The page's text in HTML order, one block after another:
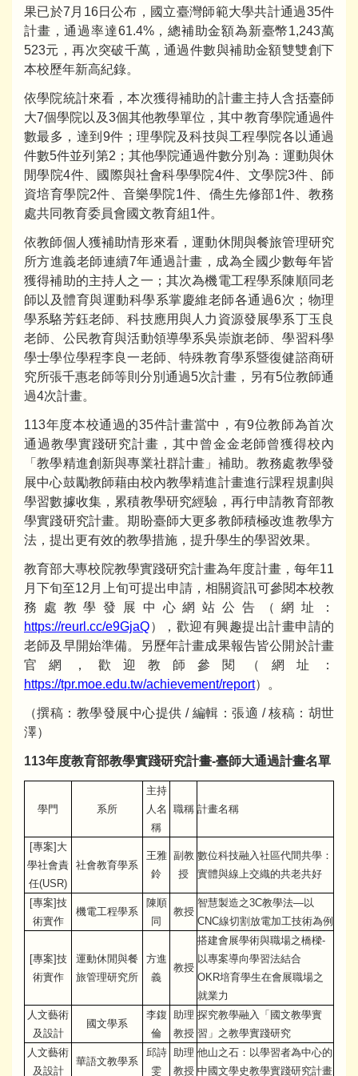
果已於7月16日公布，國立臺灣師範大學共計通過35件
計畫，通過率達61.4%，總補助金額為新臺幣1,243萬
523元，再次突破千萬，通過件數與補助金額雙雙創下
本校歷年新高紀錄。
依學院統計來看，本次獲得補助的計畫主持人含括臺師
大7個學院以及3個其他教學單位，其中教育學院通過件
數最多，達到9件；理學院及科技與工程學院各以通過
件數5件並列第2；其他學院通過件數分別為：運動與休
閒學院4件、國際與社會科學學院4件、文學院3件、師
資培育學院2件、音樂學院1件、僑生先修部1件、教務
處共同教育委員會國文教育組1件。
依教師個人獲補助情形來看，運動休閒與餐旅管理研究
所方進義老師連續7年通過計畫，成為全國少數每年皆
獲得補助的主持人之一；其次為機電工程學系陳順同老
師以及體育與運動科學系掌慶維老師各通過6次；物理
學系駱芳鈺老師、科技應用與人力資源發展學系丁玉良
老師、公民教育與活動領導學系吳崇旗老師、學習科學
學士學位學程李良一老師、特殊教育學系暨復健諮商研
究所張千惠老師等則分別通過5次計畫，另有5位教師通
過4次計畫。
113年度本校通過的35件計畫當中，有9位教師為首次
通過教學實踐研究計畫，其中曾金金老師曾獲得校內
「教學精進創新與專業社群計畫」補助。教務處教學發
展中心鼓勵教師藉由校內教學精進計畫進行課程規劃與
學習數據收集，累積教學研究經驗，再行申請教育部教
學實踐研究計畫。期盼臺師大更多教師積極改進教學方
法，提出更有效的教學措施，提升學生的學習效果。
教育部大專校院教學實踐研究計畫為年度計畫，每年11
月下旬至12月上旬可提出申請，相關資訊可參閱本校教
務處教學發展中心網站公告（網址：
https://reurl.cc/e9GjaQ），歡迎有興趣提出計畫申請的
老師及早開始準備。另歷年計畫成果報告皆公開於計畫
官網，歡迎教師參閱（網址：
https://tpr.moe.edu.tw/achievement/report）。
（撰稿：教學發展中心提供 / 編輯：張適 / 核稿：胡世
澤）
113年度教育部教學實踐研究計畫-臺師大通過計畫名單
學門 系所
主持
人名
稱
職稱 計畫名稱
[專案]大
學社會責
任(USR)
社會教育學系
王雅
鈴
副教
授
數位科技融入社區代間共學：
實體與線上交織的共老共好
[專案]技
術實作
機電工程學系
陳順
同
教授
智慧製造之3C教學法—以
CNC線切割放電加工技術為例
[專案]技
術實作
運動休閒與餐
旅管理研究所
方進
義
教授
搭建會展學術與職場之橋樑-
以專案導向學習法結合
OKR培育學生在會展職場之
就業力
人文藝術
及設計
國文學系
李鍑
倫
助理
教授
探究教學融入「國文教學實
習」之教學實踐研究
人文藝術
及設計
華語文教學系
邱詩
雯
助理
教授
他山之石：以學習者為中心的
中國文學史教學實踐研究計畫